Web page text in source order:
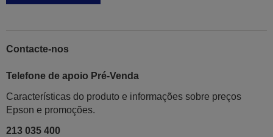
Contacte-nos
Telefone de apoio Pré-Venda
Características do produto e informações sobre preços
Epson e promoções.
213 035 400